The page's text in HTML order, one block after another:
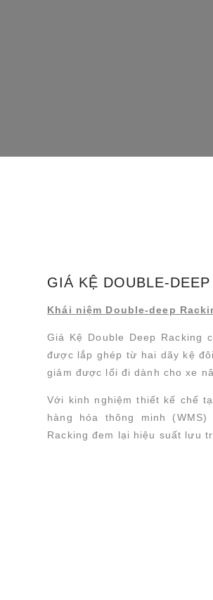
GIÁ KỆ DOUBLE-
Khái niệm Double-deep
Giá Kệ Double Deep Racking
được lắp ghép từ hai dãy kệ
giảm được lối đi dành cho xe
Với kinh nghiệm thiết kế chế
hàng hóa thông minh
Racking đem lại hiệu suất lưu